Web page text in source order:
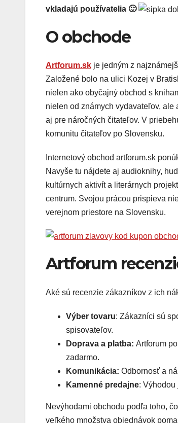
vkladajú používatelia 🙂
O obchode
Artforum.sk je jedným z
Založené bolo na ulici Kozej v
nielen ako obyčajný obchod s
nielen od známych vydavateľov, ale
aj pre náročných čitateľov. V
komunitu čitateľov po Slovensku.
Internetový obchod artforum.sk
Navyše tu nájdete aj audioknihy,
kultúrnych aktivít a literárnych
centrum. Svojou prácou prispieva
verejnom priestore na Slovensku.​
Artforum
Aké sú recenzie zákazníkov z ich
Výber tovaru: Zákazníci sú
spisovateľov.
Doprava a platba: Artforum
zadarmo.
Komunikácia: Odbornosť a
Kamenné predajne:
Nevýhodami obchodu podľa toho,
veľkého množstva objednávok